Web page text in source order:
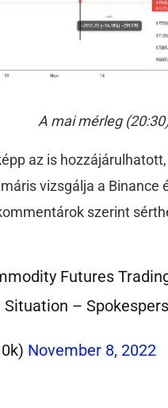
A mai mérleg
az is
vizsgálja a
szerint
Futures
Situation –
November 8, 2022